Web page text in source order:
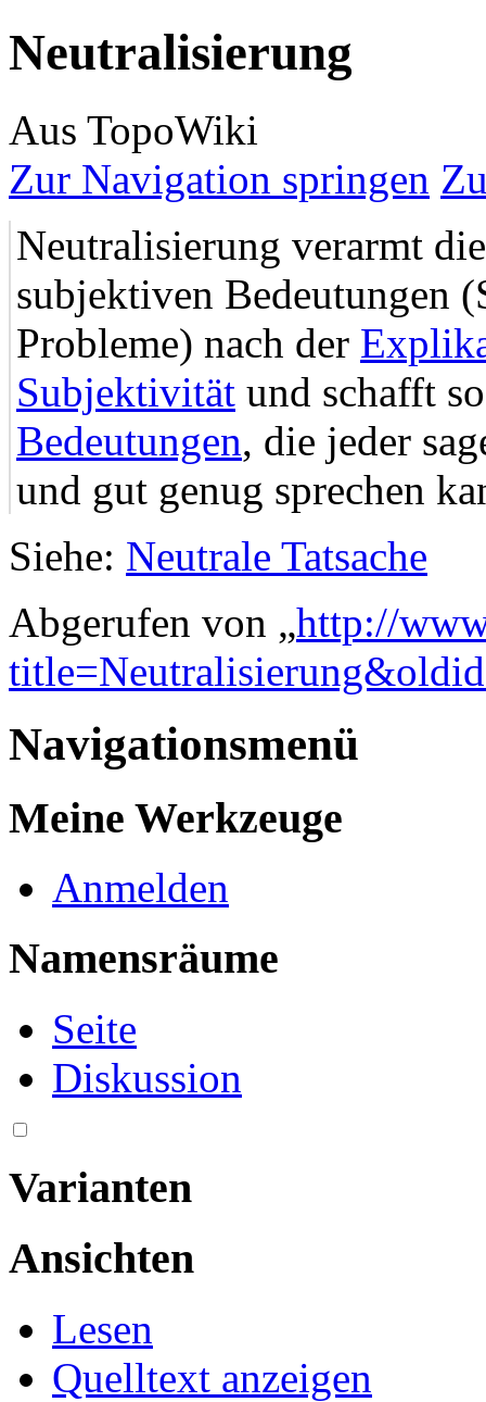
Neutralisierung
Aus TopoWiki
Zur Navigation springen
Neutralisierung verarmt
subjektiven Bedeutungen
Probleme) nach der
Subjektivität und schafft
Bedeutungen, die jeder
und gut genug sprechen
Siehe: Neutrale Tatsache
Abgerufen von „http://
Navigationsmenü
Meine Werkzeuge
Anmelden
Namensräume
Seite
Diskussion
Varianten
Ansichten
Lesen
Quelltext anzeigen